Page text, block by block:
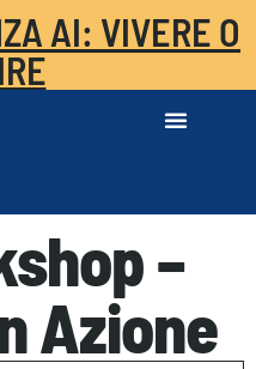
AI: VIVERE O
–
Azione